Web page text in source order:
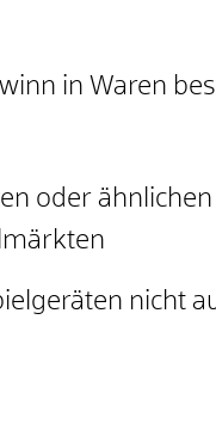
in Waren
oder
nicht